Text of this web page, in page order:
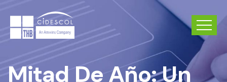
Mitad De Año: Un